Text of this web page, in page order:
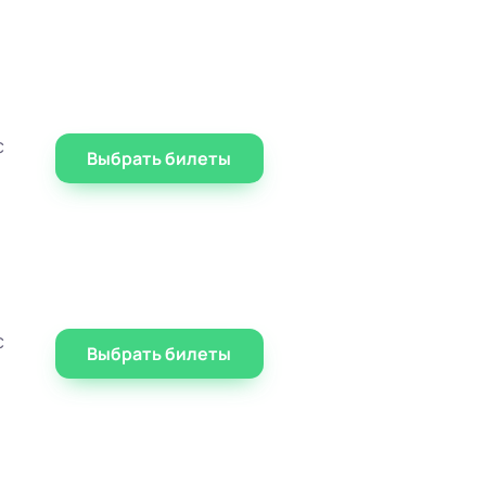
Выбрать билеты
Выбрать билеты